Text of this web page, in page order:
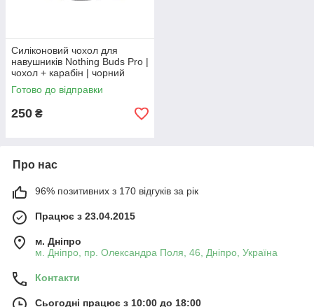
Силіконовий чохол для
навушників Nothing Buds Pro |
чохол + карабін | чорний
Готово до відправки
250 ₴
Про нас
96% позитивних з 170 відгуків за рік
Працює з 23.04.2015
м. Дніпро
м. Дніпро, пр. Олександра Поля, 46, Дніпро, Україна
Контакти
Сьогодні працює з 10:00 до 18:00